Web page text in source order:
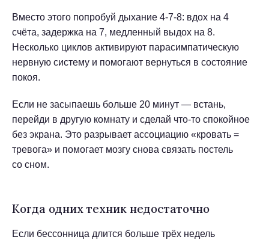
Вместо этого попробуй дыхание 4-7-8: вдох на 4
счёта, задержка на 7, медленный выдох на 8.
Несколько циклов активируют парасимпатическую
нервную систему и помогают вернуться в состояние
покоя.
Если не засыпаешь больше 20 минут — встань,
перейди в другую комнату и сделай что-то спокойное
без экрана. Это разрывает ассоциацию «кровать =
тревога» и помогает мозгу снова связать постель
со сном.
Когда одних техник недостаточно
Если бессонница длится больше трёх недель